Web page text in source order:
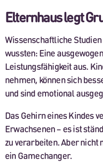
Elternhaus legt
Wissenschaftliche
wussten: Eine
Leistungsfähigkeit aus.
nehmen, können sich
und sind emotional
Das Gehirn eines Kindes
Erwachsenen – es ist
zu verarbeiten. Aber nicht
ein Gamechanger.